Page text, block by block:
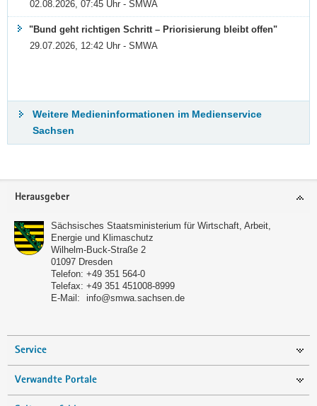
02.08.2026, 07:45 Uhr - SMWA
"Bund geht richtigen Schritt – Priorisierung bleibt offen"
29.07.2026, 12:42 Uhr - SMWA
Weitere Medieninformationen im Medienservice
Sachsen
Footer-
Herausgeber
Sächsisches Staatsministerium für Wirtschaft, Arbeit,
Energie und Klimaschutz
Wilhelm-Buck-Straße 2
01097 Dresden
Telefon: +49 351 564-0
Telefax: +49 351 451008-8999
E-Mail:
info@smwa.sachsen.de
Service
Verwandte Portale